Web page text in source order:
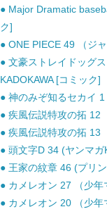
● Major Dramatic
ク]
● ONE PIECE 49 （ジ
● 文豪ストレイドッグ
KADOKAWA [コミック]
● 神のみぞ知るセカイ
● 疾風伝説特攻の拓 12
● 疾風伝説特攻の拓 13
● 頭文字D 34 (ヤンマ
● 王家の紋章 46 (プリ
● カメレオン 27 （少
● カメレオン 20 （少